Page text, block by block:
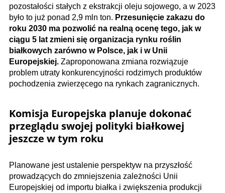
pozostałości stałych z ekstrakcji oleju sojowego, a w 2023
było to już ponad 2,9 mln ton. Przesunięcie zakazu do
roku 2030 ma pozwolić na realną ocenę tego, jak w
ciągu 5 lat zmieni się organizacja rynku roślin
białkowych zarówno w Polsce, jak i w Unii
Europejskiej. Zaproponowana zmiana rozwiązuje
problem utraty konkurencyjności rodzimych produktów
pochodzenia zwierzęcego na rynkach zagranicznych.
Komisja Europejska planuje dokonać
przeglądu swojej polityki białkowej
jeszcze w tym roku
Planowane jest ustalenie perspektyw na przyszłość
prowadzących do zmniejszenia zależności Unii
Europejskiej od importu białka i zwiększenia produkcji